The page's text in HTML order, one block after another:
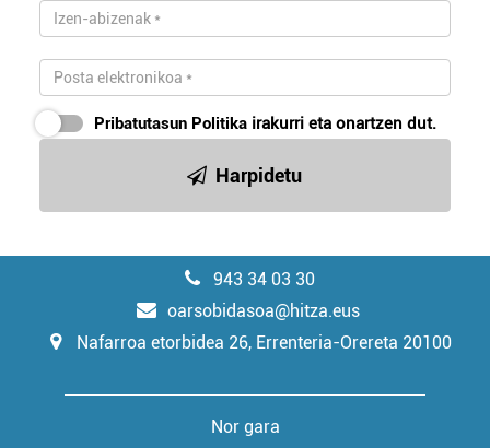
Pribatutasun Politika irakurri eta onartzen dut.
Harpidetu
943 34 03 30
oarsobidasoa@hitza.eus
Nafarroa etorbidea 26, Errenteria-Orereta 20100
Nor gara